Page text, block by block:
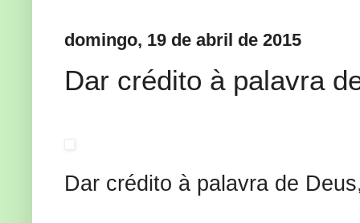
domingo, 19 de abril de 2015
Dar crédito à palavra
Dar crédito à palavra de